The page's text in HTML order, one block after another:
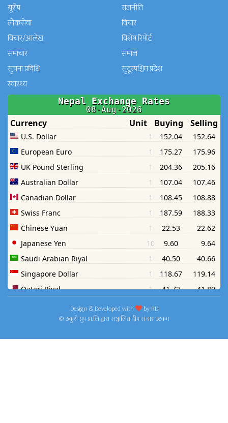
यूरोप
राजनीति
लोकसेवा
विचार
विचार/आलेख
विशेष रिपोर्ट
समाचार
समाज
सुचना प्रविधि
सुदूरपश्चिम प्रदेश
स्वास्थ्य
Design & Developed with byRD
© ठकुरी ग्रुप प्रा.लि द्वारा सञ्चालित दीप संचार डटकम